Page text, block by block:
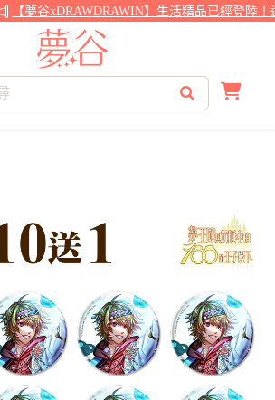
【夢谷xDRAWDRAWIN】生活精品已經登陸！